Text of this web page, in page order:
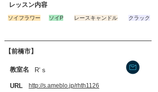
​レッスン内容
​ソイフラワー ソイP レースキャンドル クラック
【前橋市】
​教室名 R‘ｓ
​URL http://s.ameblo.jp/rhth1126